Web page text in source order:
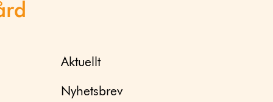
Aktuellt
Nyhetsbrev